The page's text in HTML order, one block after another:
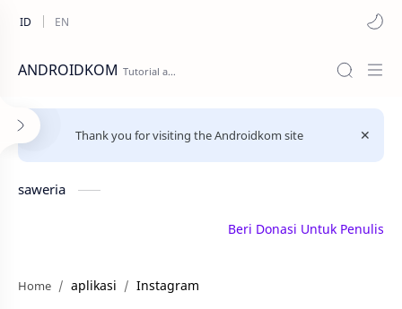
ANDROIDKOM
Thank you for visiting the Androidkom site
saweria
Beri Donasi Untuk Penulis |
Home aplikasi Instagram